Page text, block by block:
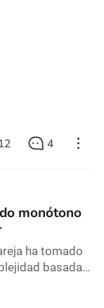
esta tercera,
se llama
guionistas. Y
más
esas
12 4
monótono
ha tomado
basada
por la
de